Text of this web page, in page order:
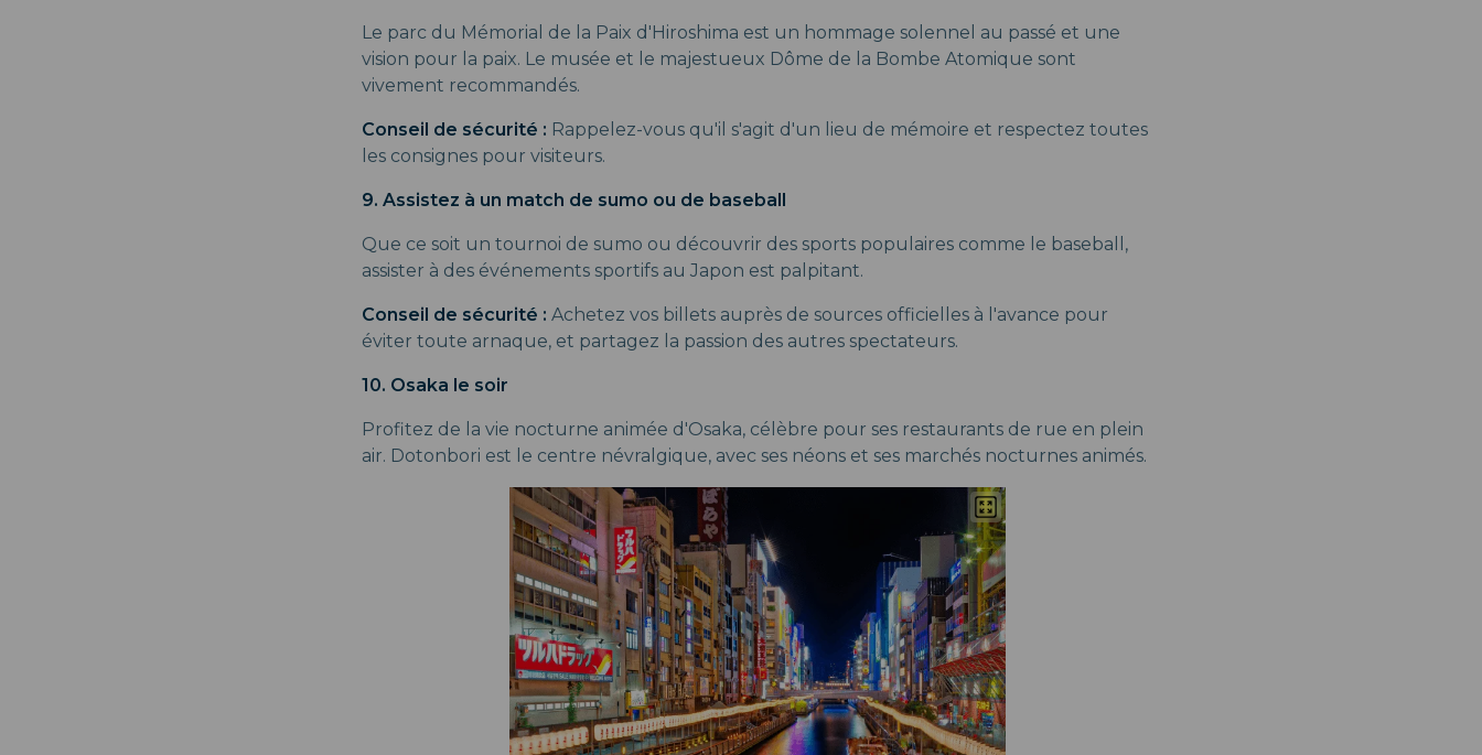
Le parc du Mémorial de la Paix d'Hiroshima est un hommage solennel au passé et une
vision pour la paix. Le musée et le majestueux Dôme de la Bombe Atomique sont
vivement recommandés.
Conseil de sécurité : Rappelez-vous qu'il s'agit d'un lieu de mémoire et respectez toutes
les consignes pour visiteurs.
9. Assistez à un match de sumo ou de baseball
Que ce soit un tournoi de sumo ou découvrir des sports populaires comme le baseball,
assister à des événements sportifs au Japon est palpitant.
Conseil de sécurité : Achetez vos billets auprès de sources officielles à l'avance pour
éviter toute arnaque, et partagez la passion des autres spectateurs.
10. Osaka le soir
Profitez de la vie nocturne animée d'Osaka, célèbre pour ses restaurants de rue en plein
air. Dotonbori est le centre névralgique, avec ses néons et ses marchés nocturnes animés.